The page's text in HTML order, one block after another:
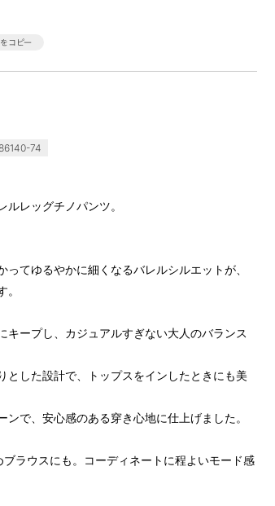
74
レッグチノパンツ。
てゆるやかに細くなるバレルシルエットが、
キープし、カジュアルすぎない大人のバランス
とした設計で、トップスをインしたときにも美
で、安心感のある穿き心地に仕上げました。
ラウスにも。コーディネートに程よいモード感